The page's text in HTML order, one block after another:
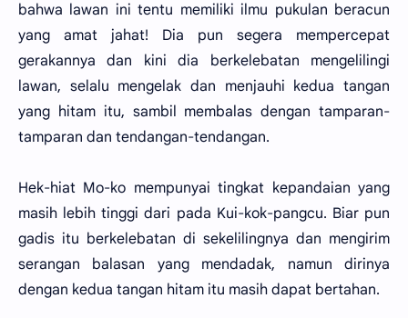
bahwa lawan ini tentu memiliki ilmu pukulan beracun
yang amat jahat! Dia pun segera mempercepat
gerakannya dan kini dia berkelebatan mengelilingi
lawan, selalu mengelak dan menjauhi kedua tangan
yang hitam itu, sambil membalas dengan tamparan-
tamparan dan tendangan-tendangan.
Hek-hiat Mo-ko mempunyai tingkat kepandaian yang
masih lebih tinggi dari pada Kui-kok-pangcu. Biar pun
gadis itu berkelebatan di sekelilingnya dan mengirim
serangan balasan yang mendadak, namun dirinya
dengan kedua tangan hitam itu masih dapat bertahan.